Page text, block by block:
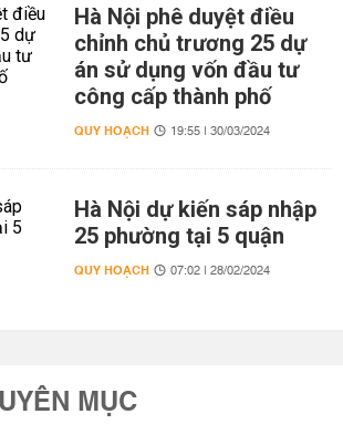
Hà Nội phê duyệt điều
chỉnh chủ trương 25 dự
án sử dụng vốn đầu tư
công cấp thành phố
QUY HOẠCH 19:55 | 30/03/2024
Hà Nội dự kiến sáp nhập
25 phường tại 5 quận
QUY HOẠCH 07:02 | 28/02/2024
MỤC